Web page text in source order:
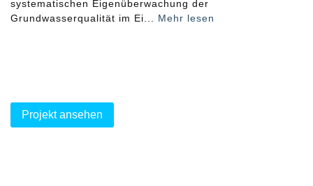
systematischen Eigenüberwachung der
Grundwasserqualität im Ei... Mehr lesen
Projekt ansehen